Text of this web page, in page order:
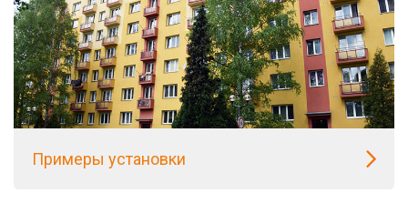
Примеры установки